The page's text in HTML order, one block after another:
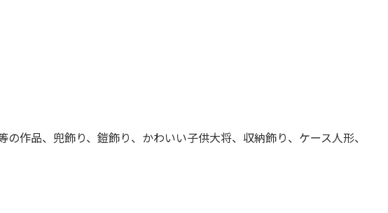
作品、兜飾り、鎧飾り、かわいい子供大将、収納飾り、ケース人形、